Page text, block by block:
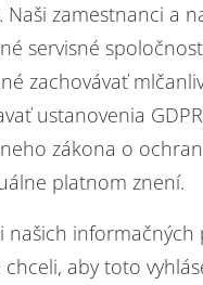
Naši zamestnanci a
servisné
zachovávať
ustanovenia
zákona o
platnom znení.
našich informačných
chceli, aby toto